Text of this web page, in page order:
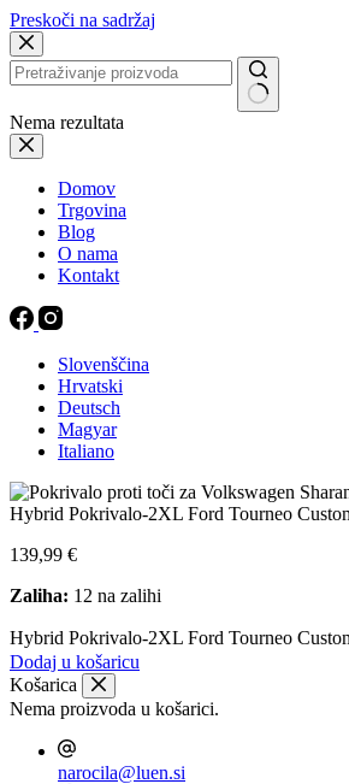
Preskoči na sadržaj
Nema rezultata
Domov
Trgovina
Blog
O nama
Kontakt
Slovenščina
Hrvatski
Deutsch
Magyar
Italiano
Hybrid Pokrivalo-2XL Ford Tourneo
139,99 €
Zaliha: 12 na zalihi
Hybrid Pokrivalo-2XL Ford Tourneo
Dodaj u košaricu
Košarica
Nema proizvoda u košarici.
narocila@luen.si